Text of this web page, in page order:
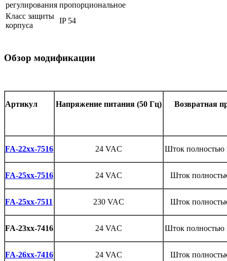
регулирования пропорциональное
Класс защиты
корпуса
IP 54
Обзор модификации
Артикул Напряжение питания (50 Гц) Возвратная
FA-22xx-7516 24 VAC Шток полностью
FA-25xx-7516 24 VAC Шток
FA-25xx-7511 230 VAC Шток
FA-23xx-7416 24 VAC Шток полностью
FA-26xx-7416 24 VAC Шток